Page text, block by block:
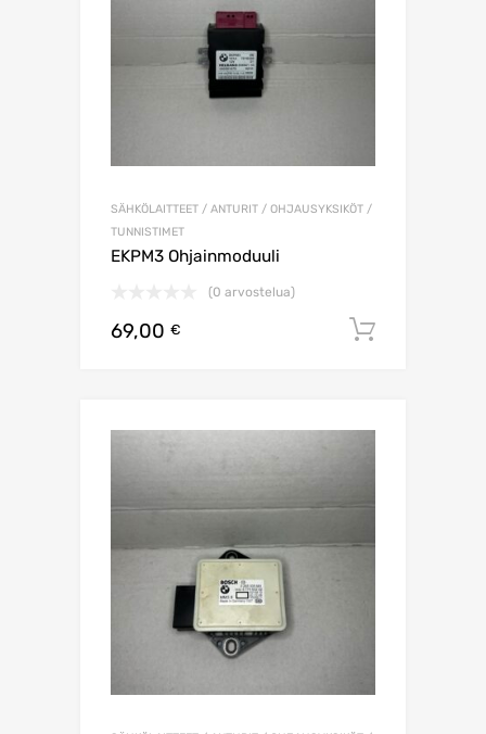
SÄHKÖLAITTEET / ANTURIT / OHJAUSYKSIKÖT /
TUNNISTIMET
EKPM3 Ohjainmoduuli
(0 arvostelua)
69,00 €